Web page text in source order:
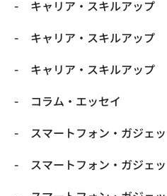
キャリア・スキルアップ
キャリア・スキルアップ
キャリア・スキルアップ
コラム・エッセイ
スマートフォン・ガジェ
スマートフォン・ガジェ